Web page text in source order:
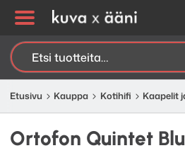
Etsi:
Etusivu Kauppa Kotihifi Kaapelit
Ortofon Quintet